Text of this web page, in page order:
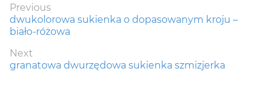
Nawigacja
wpisu
Previous
Previous
post:
dwukolorowa sukienka o dopasowanym kroju –
biało-różowa
Next
Next
granatowa dwurzędowa sukienka szmizjerka